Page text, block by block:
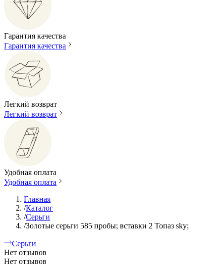
Гарантия качества
Гарантия качества
Легкий возврат
Легкий возврат
Удобная оплата
Удобная оплата
Главная
/Каталог
/Серьги
/Золотые серьги 585 пробы; вставки 2 Топаз sky;
Серьги
Нет отзывов
Нет отзывов